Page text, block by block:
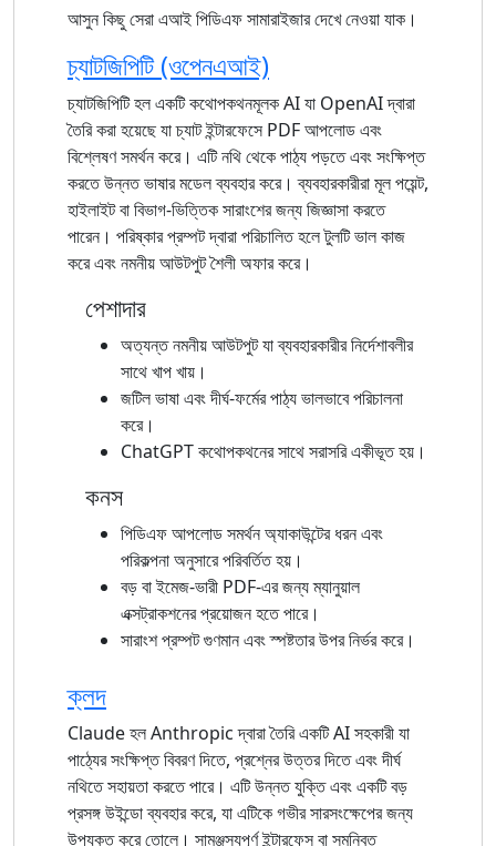
আসুন কিছু সেরা এআই পিডিএফ সামারাইজার দেখে নেওয়া যাক।
চ্যাটজিপিটি (ওপেনএআই)
চ্যাটজিপিটি হল একটি কথোপকথনমূলক AI যা OpenAI দ্বারা
তৈরি করা হয়েছে যা চ্যাট ইন্টারফেসে PDF আপলোড এবং
বিশ্লেষণ সমর্থন করে। এটি নথি থেকে পাঠ্য পড়তে এবং সংক্ষিপ্ত
করতে উন্নত ভাষার মডেল ব্যবহার করে। ব্যবহারকারীরা মূল পয়েন্ট,
হাইলাইট বা বিভাগ-ভিত্তিক সারাংশের জন্য জিজ্ঞাসা করতে
পারেন। পরিষ্কার প্রম্পট দ্বারা পরিচালিত হলে টুলটি ভাল কাজ
করে এবং নমনীয় আউটপুট শৈলী অফার করে।
পেশাদার
অত্যন্ত নমনীয় আউটপুট যা ব্যবহারকারীর নির্দেশাবলীর
সাথে খাপ খায়।
জটিল ভাষা এবং দীর্ঘ-ফর্মের পাঠ্য ভালভাবে পরিচালনা
করে।
ChatGPT কথোপকথনের সাথে সরাসরি একীভূত হয়।
কনস
পিডিএফ আপলোড সমর্থন অ্যাকাউন্টের ধরন এবং
পরিকল্পনা অনুসারে পরিবর্তিত হয়।
বড় বা ইমেজ-ভারী PDF-এর জন্য ম্যানুয়াল
এক্সট্রাকশনের প্রয়োজন হতে পারে।
সারাংশ প্রম্পট গুণমান এবং স্পষ্টতার উপর নির্ভর করে।
ক্লদ
Claude হল Anthropic দ্বারা তৈরি একটি AI সহকারী যা
পাঠ্যের সংক্ষিপ্ত বিবরণ দিতে, প্রশ্নের উত্তর দিতে এবং দীর্ঘ
নথিতে সহায়তা করতে পারে। এটি উন্নত যুক্তি এবং একটি বড়
প্রসঙ্গ উইন্ডো ব্যবহার করে, যা এটিকে গভীর সারসংক্ষেপের জন্য
উপযুক্ত করে তোলে। সামঞ্জস্যপূর্ণ ইন্টারফেস বা সমন্বিত